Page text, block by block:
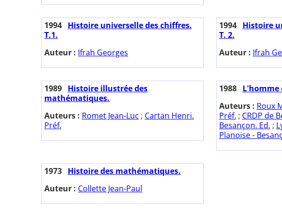
1994 Histoire universelle des chiffres.
T.1.
Auteur : Ifrah Georges
1994
Histoire
T. 2.
Auteur : Ifrah
1989 Histoire illustrée des
mathématiques.
Auteurs : Romet Jean-Luc ; Cartan Henri.
Préf.
1988
L'homme
Auteurs : Roux
Préf. ; CRDP de
Besançon. Ed. ;
Planoise -
1973 Histoire des mathématiques.
Auteur : Collette Jean-Paul